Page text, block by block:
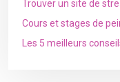
Trouver un site de
Cours et stages de
Les 5 meilleurs